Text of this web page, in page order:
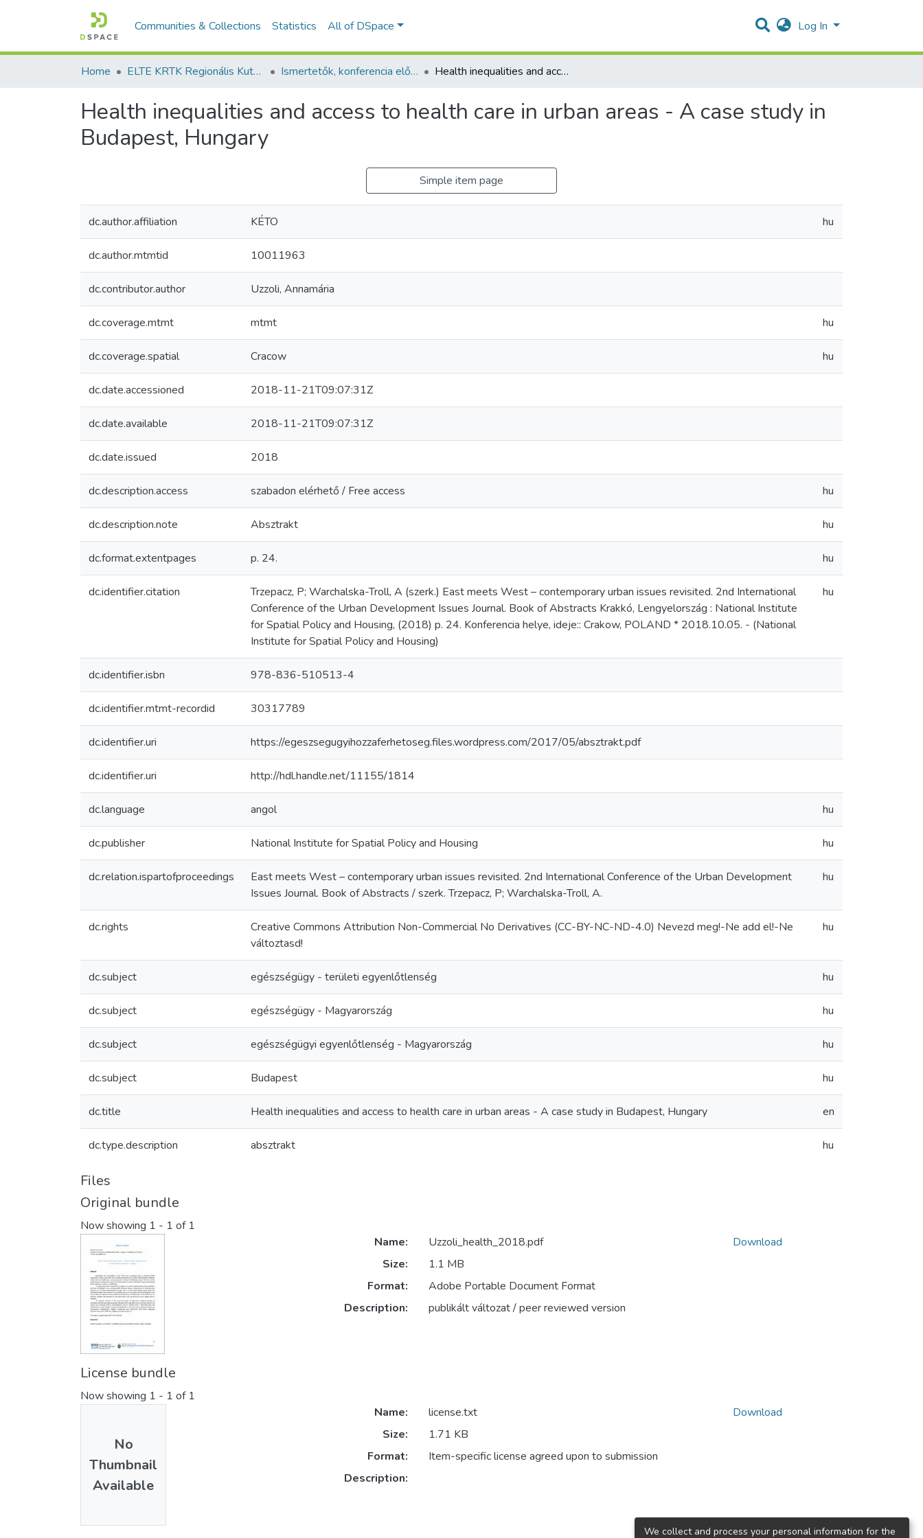
Communities & Collections Statistics All of DSpace Log In
Home ELTE KRTK Regionális Kutatások Intézete Ismertetők, konferencia előadás absztraktok - idegen nyelvű (RKI) Health inequalities and access to health care in urban areas - A case study in Budapest, Hungary
Health inequalities and access to health care in urban areas - A case study in
Budapest, Hungary
Simple item page
dc.author.affiliation KÉTO hu
dc.author.mtmtid 10011963
dc.contributor.author Uzzoli, Annamária
dc.coverage.mtmt mtmt hu
dc.coverage.spatial Cracow hu
dc.date.accessioned 2018-11-21T09:07:31Z
dc.date.available 2018-11-21T09:07:31Z
dc.date.issued 2018
dc.description.access szabadon elérhető / Free access hu
dc.description.note Absztrakt hu
dc.format.extentpages p. 24. hu
dc.identifier.citation
Trzepacz, P; Warchalska-Troll, A (szerk.) East meets West – contemporary urban issues revisited. 2nd International
Conference of the Urban Development Issues Journal. Book of Abstracts Krakkó, Lengyelország : National Institute
for Spatial Policy and Housing, (2018) p. 24. Konferencia helye, ideje:: Crakow, POLAND * 2018.10.05. - (National
Institute for Spatial Policy and Housing)
hu
dc.identifier.isbn 978-836-510513-4
dc.identifier.mtmt-recordid 30317789
dc.identifier.uri https://egeszsegugyihozzaferhetoseg.files.wordpress.com/2017/05/absztrakt.pdf
dc.identifier.uri http://hdl.handle.net/11155/1814
dc.language angol hu
dc.publisher National Institute for Spatial Policy and Housing hu
dc.relation.ispartofproceedings
East meets West – contemporary urban issues revisited. 2nd International Conference of the Urban Development
Issues Journal. Book of Abstracts / szerk. Trzepacz, P; Warchalska-Troll, A.
hu
dc.rights
Creative Commons Attribution Non-Commercial No Derivatives (CC-BY-NC-ND-4.0) Nevezd meg!-Ne add el!-Ne
változtasd!
hu
dc.subject egészségügy - területi egyenlőtlenség hu
dc.subject egészségügy - Magyarország hu
dc.subject egészségügyi egyenlőtlenség - Magyarország hu
dc.subject Budapest hu
dc.title Health inequalities and access to health care in urban areas - A case study in Budapest, Hungary en
dc.type.description absztrakt hu
Files
Original bundle
Now showing 1 - 1 of 1
Name:
Uzzoli_health_2018.pdf
Size:
1.1 MB
Format:
Adobe Portable Document Format
Description:
publikált változat / peer reviewed version
Download
License bundle
Now showing 1 - 1 of 1
No
Thumbnail
Available
Name:
license.txt
Size:
1.71 KB
Format:
Item-specific license agreed upon to submission
Description:
Download
We collect and process your personal information for the